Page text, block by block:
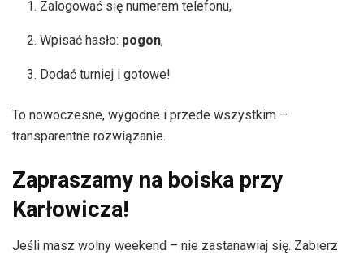
Zalogować się numerem telefonu,
Wpisać hasło: pogon,
Dodać turniej i gotowe!
To nowoczesne, wygodne i przede wszystkim –
transparentne rozwiązanie.
Zapraszamy na boiska przy
Karłowicza!
Jeśli masz wolny weekend – nie zastanawiaj się. Zabierz